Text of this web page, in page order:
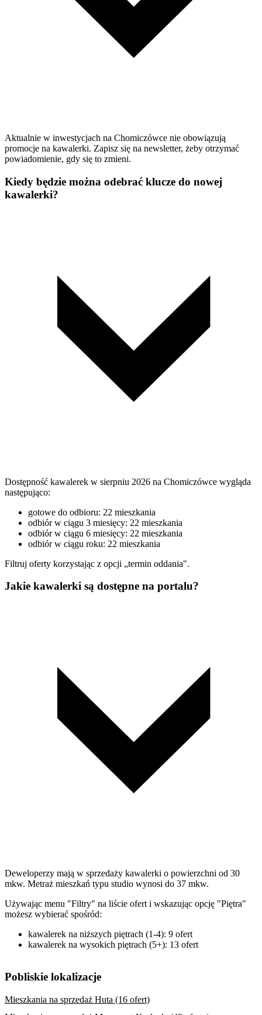
Aktualnie w inwestycjach na Chomiczówce nie obowiązują
promocje na kawalerki. Zapisz się na newsletter, żeby otrzymać
powiadomienie, gdy się to zmieni.
Kiedy będzie można odebrać klucze do nowej
kawalerki?
Dostępność kawalerek w sierpniu 2026 na Chomiczówce wygląda
następująco:
gotowe do odbioru: 22 mieszkania
odbiór w ciągu 3 miesięcy: 22 mieszkania
odbiór w ciągu 6 miesięcy: 22 mieszkania
odbiór w ciągu roku: 22 mieszkania
Filtruj oferty korzystając z opcji „termin oddania".
Jakie kawalerki są dostępne na portalu?
Deweloperzy mają w sprzedaży kawalerki o powierzchni od 30
mkw. Metraż mieszkań typu studio wynosi do 37 mkw.
Używając menu "Filtry" na liście ofert i wskazując opcję "Piętra"
możesz wybierać spośród:
kawalerek na niższych piętrach (1-4): 9 ofert
kawalerek na wysokich piętrach (5+): 13 ofert
Pobliskie lokalizacje
Mieszkania na sprzedaż Huta (16 ofert)